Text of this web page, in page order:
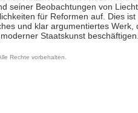
seiner Beobachtungen von
für Reformen auf. Dies
und klar argumentiertes Werk,
Staatskunst
Rechte vorbehalten.